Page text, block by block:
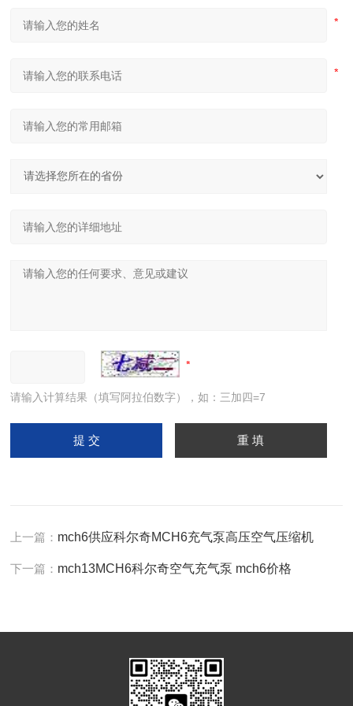
请输入计算结果（填写阿拉伯数字），如：三加四=7
上一篇： mch6供应科尔奇MCH6充气泵高压空气压缩机
下一篇： mch13MCH6科尔奇空气充气泵 mch6价格